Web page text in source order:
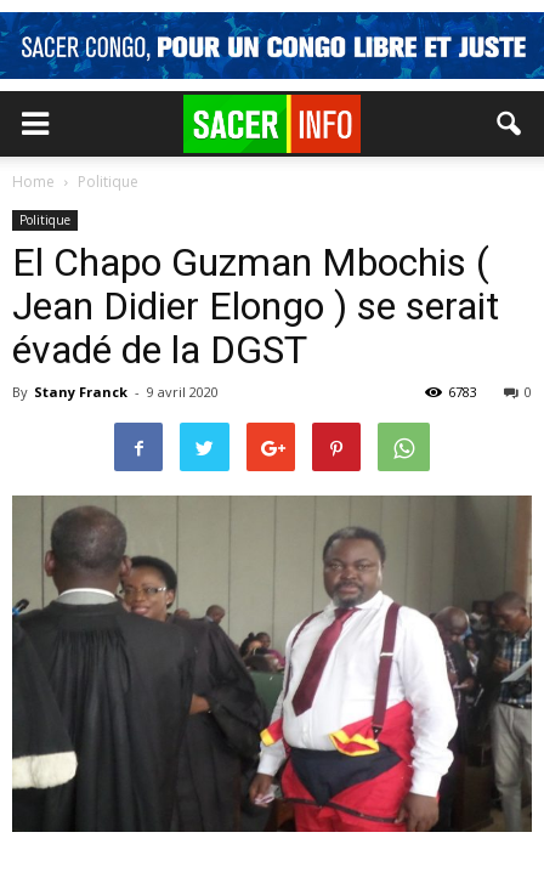
Home Politique
Politique
El Chapo Guzman Mbochis (
Jean Didier Elongo ) se serait
évadé de la DGST
By Stany Franck - 9 avril 2020 0
6783